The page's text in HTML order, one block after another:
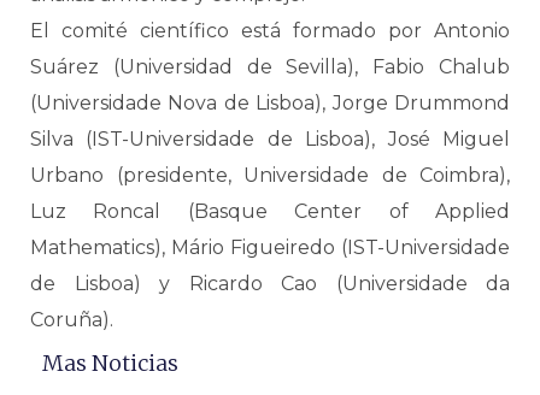
El comité científico está formado por Antonio
Suárez (Universidad de Sevilla), Fabio Chalub
(Universidade Nova de Lisboa), Jorge Drummond
Silva (IST-Universidade de Lisboa), José Miguel
Urbano (presidente, Universidade de Coimbra),
Luz Roncal (Basque Center of Applied
Mathematics), Mário Figueiredo (IST-Universidade
de Lisboa) y Ricardo Cao (Universidade da
Coruña).
Mas Noticias